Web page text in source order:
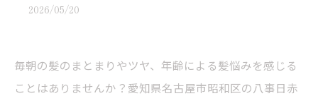
2026/05/20
毎朝の髪のまとまりやツヤ、年齢による髪悩みを感じる
ことはありませんか？愛知県名古屋市昭和区の八事日赤